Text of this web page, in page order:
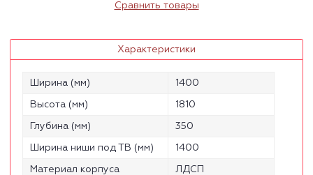
Сравнить товары
Характеристики
Ширина (мм) 1400
Высота (мм) 1810
Глубина (мм) 350
Ширина ниши под ТВ (мм) 1400
Материал корпуса ЛДСП